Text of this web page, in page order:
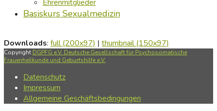
Ehrenmitglieder
Basiskurs Sexualmedizin
Downloads: full (200x97) | thumbnail (150x97)
Copyright DGPFG e.V. Deutsche Gesellschaft für Psychosomatische
Frauenheilkunde und Geburtshilfe e.V.
Datenschutz
Impressum
Allgemeine Geschäftsbedingungen